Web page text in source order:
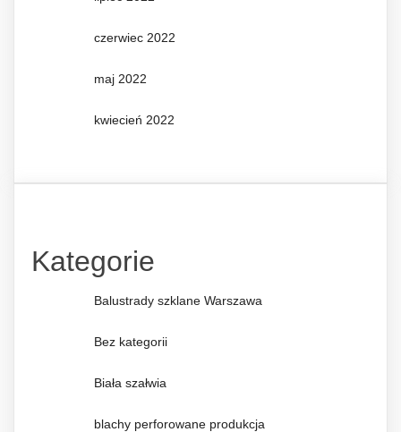
czerwiec 2022
maj 2022
kwiecień 2022
Kategorie
Balustrady szklane Warszawa
Bez kategorii
Biała szałwia
blachy perforowane produkcja